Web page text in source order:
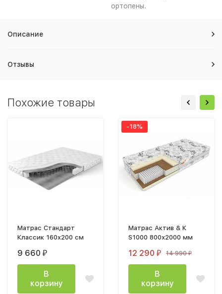
ортопены.
Описание
Отзывы
Похожие товары
Матрас Стандарт
Классик 160x200 см
9 660 ₽
В
корзину
-18%
Матрас Актив & К
S1000 800х2000 мм
12 290 ₽ 14 990₽
В
корзину